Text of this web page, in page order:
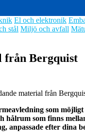
El och elektronik
stål Miljö och avfall
från Bergquist
som
hålrum som finns
anpassade efter dina